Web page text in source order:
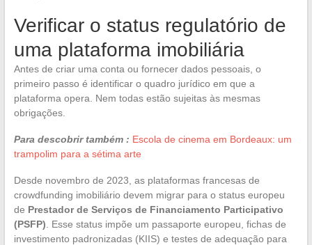
Verificar o status regulatório de
uma plataforma imobiliária
Antes de criar uma conta ou fornecer dados pessoais, o
primeiro passo é identificar o quadro jurídico em que a
plataforma opera. Nem todas estão sujeitas às mesmas
obrigações.
Para descobrir também : Escola de cinema em Bordeaux: um
trampolim para a sétima arte
Desde novembro de 2023, as plataformas francesas de
crowdfunding imobiliário devem migrar para o status europeu
de Prestador de Serviços de Financiamento Participativo
(PSFP) . Esse status impõe um passaporte europeu, fichas de
investimento padronizadas (KIIS) e testes de adequação para